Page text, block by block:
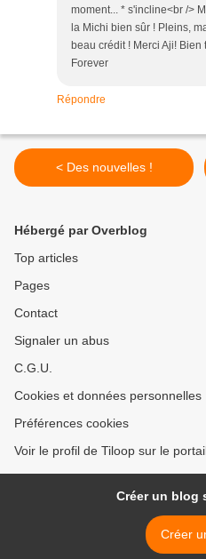
moment... * s'incline<br />
la Michi bien sûr ! Pleins,
beau crédit ! Merci Aji!
Forever
Répondre
< Des nouvelles !
Hébergé par Overblog
Top articles
Pages
Contact
Signaler un abus
C.G.U.
Cookies et données personnelles
Préférences cookies
Voir le profil de Tiloop sur le
Créer un blog
Créer